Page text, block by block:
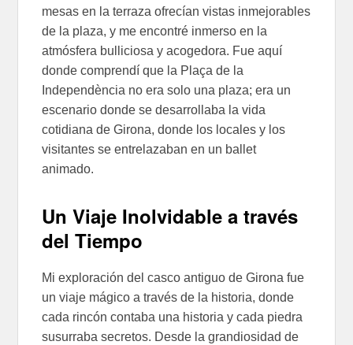
mesas en la terraza ofrecían vistas inmejorables
de la plaza, y me encontré inmerso en la
atmósfera bulliciosa y acogedora. Fue aquí
donde comprendí que la Plaça de la
Independència no era solo una plaza; era un
escenario donde se desarrollaba la vida
cotidiana de Girona, donde los locales y los
visitantes se entrelazaban en un ballet
animado.
Un Viaje Inolvidable a través
del Tiempo
Mi exploración del casco antiguo de Girona fue
un viaje mágico a través de la historia, donde
cada rincón contaba una historia y cada piedra
susurraba secretos. Desde la grandiosidad de